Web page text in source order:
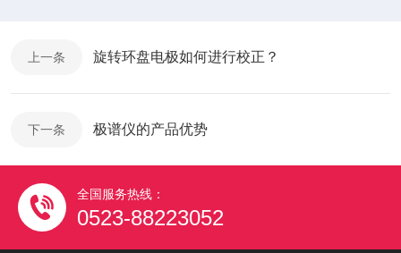
上一条 旋转环盘电极如何进行校正？
下一条 极谱仪的产品优势
全国服务热线：
0523-88223052